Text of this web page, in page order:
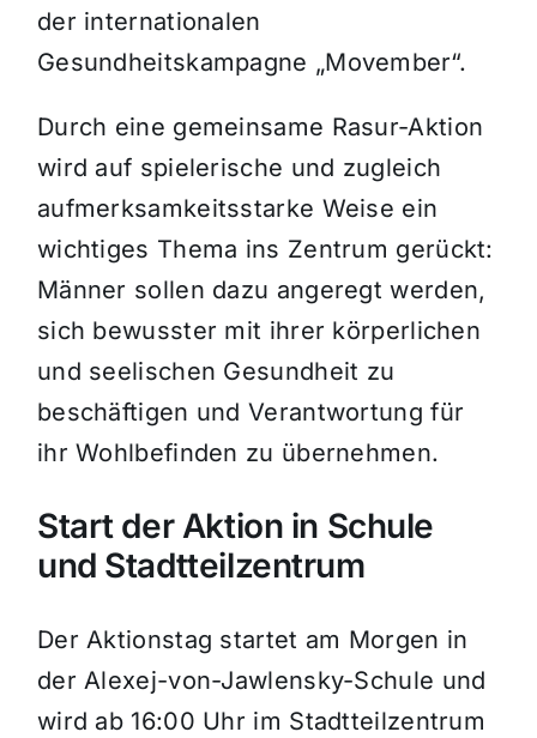
der internationalen
Gesundheitskampagne „Movember“.
Durch eine gemeinsame Rasur-Aktion
wird auf spielerische und zugleich
aufmerksamkeitsstarke Weise ein
wichtiges Thema ins Zentrum gerückt:
Männer sollen dazu angeregt werden,
sich bewusster mit ihrer körperlichen
und seelischen Gesundheit zu
beschäftigen und Verantwortung für
ihr Wohlbefinden zu übernehmen.
Start der Aktion in Schule
und Stadtteilzentrum
Der Aktionstag startet am Morgen in
der Alexej-von-Jawlensky-Schule und
wird ab 16:00 Uhr im Stadtteilzentrum